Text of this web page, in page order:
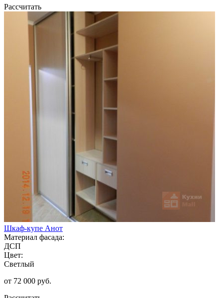
Рассчитать
Шкаф-купе Анот
Материал фасада:
ДСП
Цвет:
Светлый
от 72 000 руб.